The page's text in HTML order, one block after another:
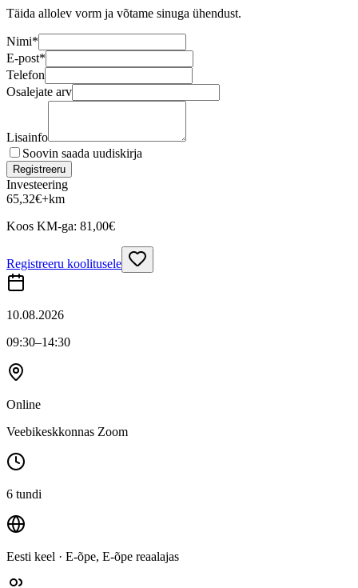
Täida allolev vorm ja võtame sinuga ühendust.
Nimi*
E-post*
Telefon
Osalejate arv
Lisainfo
Soovin saada uudiskirja
Registreeru
Investeering
65,32€+km
Koos KM-ga: 81,00€
Registreeru koolitusele
10.08.2026
09:30–14:30
Online
Veebikeskkonnas Zoom
6 tundi
Eesti keel · E-õpe, E-õpe reaalajas